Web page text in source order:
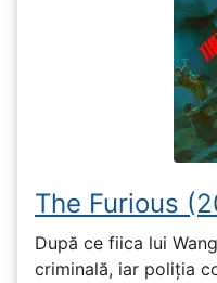
The Furious
După ce fiica lui
criminală, iar poliția